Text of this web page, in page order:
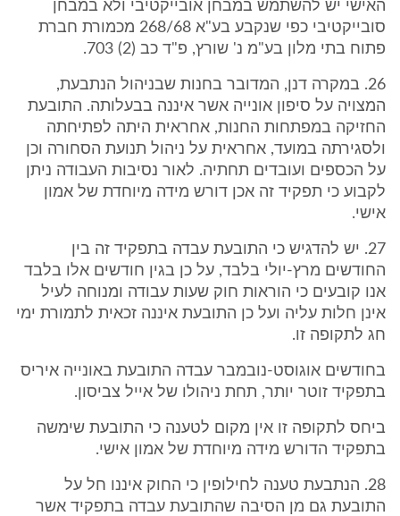
האישי יש להשתמש במבחן אובייקטיבי ולא במבחן
סובייקטיבי כפי שנקבע בע"א 268/68 מכמורת חברת
פתוח בתי מלון בע"מ נ' שורץ, פ"ד כב (2) 703.
26. במקרה דנן, המדובר בחנות שבניהול הנתבעת,
המצויה על סיפון אונייה אשר איננה בבעלותה. התובעת
החזיקה במפתחות החנות, אחראית היתה לפתיחתה
ולסגירתה במועד, אחראית על ניהול תנועת הסחורה וכן
על הכספים ועובדים תחתיה. לאור נסיבות העבודה ניתן
לקבוע כי תפקיד זה אכן דורש מידה מיוחדת של אמון
אישי.
27. יש להדגיש כי התובעת עבדה בתפקיד זה בין
החודשים מרץ-יולי בלבד, על כן בגין חודשים אלו בלבד
אנו קובעים כי הוראות חוק שעות עבודה ומנוחה לעיל
אינן חלות עליה ועל כן התובעת איננה זכאית לתמורת ימי
חג לתקופה זו.
בחודשים אוגוסט-נובמבר עבדה התובעת באונייה איריס
בתפקיד זוטר יותר, תחת ניהולו של אייל צביסון.
ביחס לתקופה זו אין מקום לטענה כי התובעת שימשה
בתפקיד הדורש מידה מיוחדת של אמון אישי.
28. הנתבעת טענה לחילופין כי החוק איננו חל על
התובעת גם מן הסיבה שהתובעת עבדה בתפקיד אשר